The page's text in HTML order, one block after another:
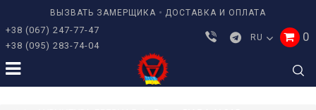
ВЫЗВАТЬ ЗАМЕРЩИКА ДОСТАВКА И ОПЛАТА
+38 (067) 247-77-47
+38 (095) 283-74-04
RU 0